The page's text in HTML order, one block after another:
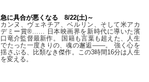
急に具合が悪くなる 8/22(土)～
カンヌ、ヴェネチア、ベルリン、そして米アカ
デミー賞®…… 日本映画界を新時代に導いた濱
口竜介監督最新作。 国籍も言葉も超えた、人生
でたった一度きりの、魂の邂逅――。 強く心を
揺さぶる、比類なき傑作。この3時間16分は人生
を変える。